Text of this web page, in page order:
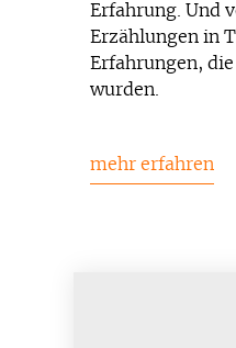
Erfahrung. Und
Erzählungen in
Erfahrungen,
wurden.
mehr erfahren